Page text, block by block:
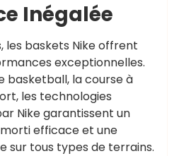
Inégalée
les baskets Nike offrent
exceptionnelles.
basketball, la course à
les technologies
Nike garantissent un
efficace et une
sur tous types de terrains.